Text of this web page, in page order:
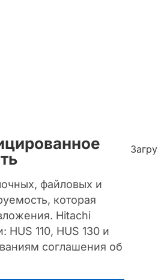
файловых и
которая
Hitachi
110, HUS 130 и
соглашения об